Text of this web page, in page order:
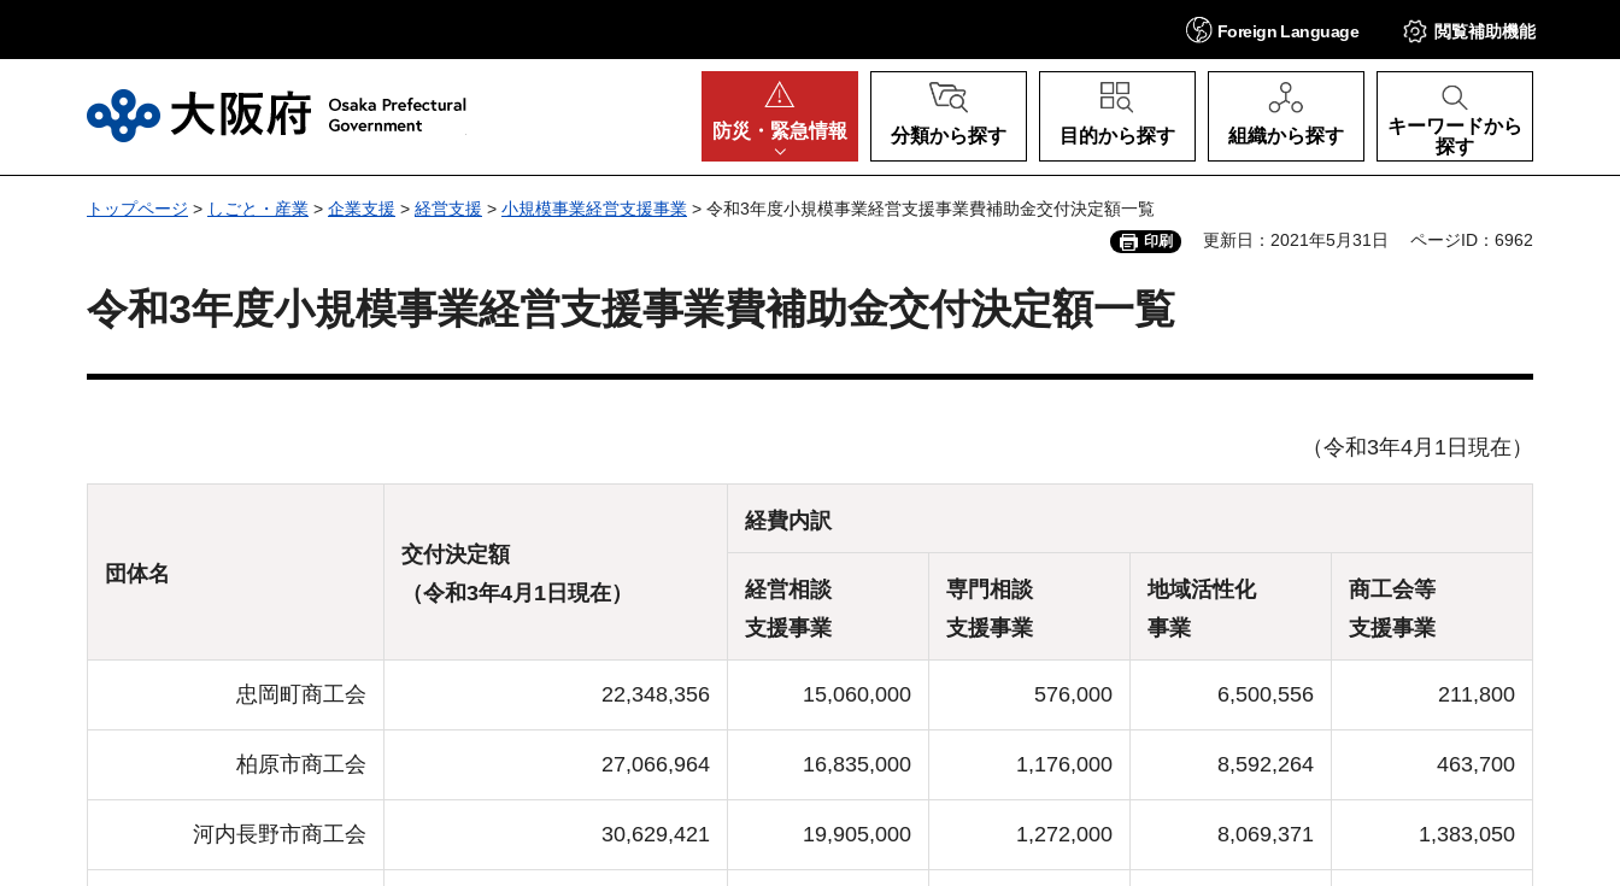
Foreign Language 閲覧補助機能
防災・ 緊急情報 分類から探す 目的から探す 組織から探す
キーワードから
探す
トップページ > しごと・産業 > 企業支援 > 経営支援 > 小規模事業経営支援事業 > 令和3年度小規模事業経営支援事業費補助金交付決定額一覧
印刷 更新日：2021年5月31日 ページID：6962
令和3年度小規模事業経営支援事業費補助金交付決定額一覧
（令和3年4月1日現在）
団体名
交付決定額
（令和3年4月1日現在）
経費内訳
経営相談
支援事業
専門相談
支援事業
地域活性化
事業
商工会等
支援事業
忠岡町商工会 22,348,356 15,060,000 576,000 6,500,556 211,800
柏原市商工会 27,066,964 16,835,000 1,176,000 8,592,264 463,700
河内長野市商工会 30,629,421 19,905,000 1,272,000 8,069,371 1,383,050